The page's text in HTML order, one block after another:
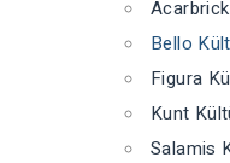
Bello
Figura
Kunt
Salamis